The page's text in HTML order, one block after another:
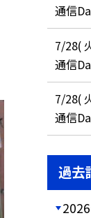
通信
7/28(
通信
7/28(
通信
過去